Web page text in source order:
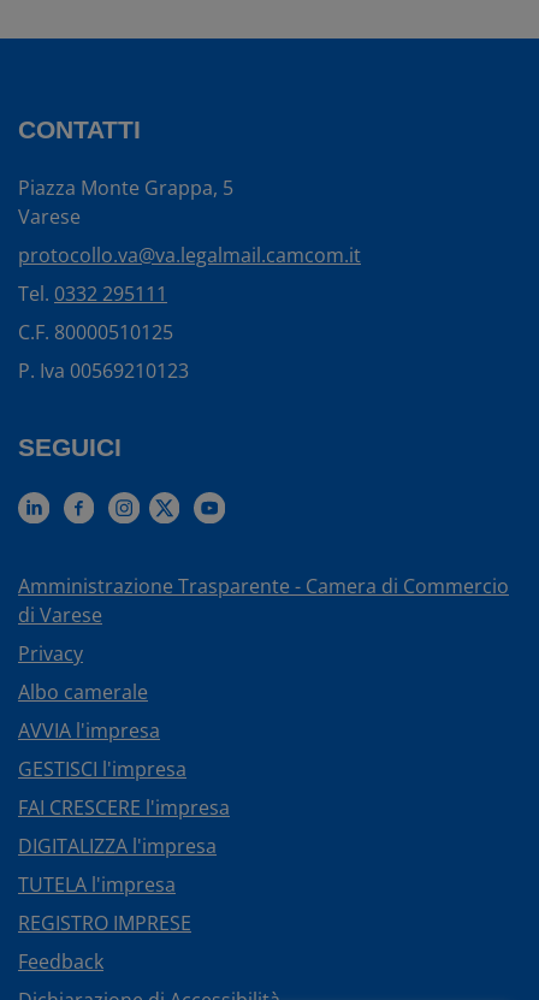
CONTATTI
Piazza Monte Grappa, 5
Varese
protocollo.va@va.legalmail.camcom.it
Tel. 0332 295111
C.F. 80000510125
P. Iva 00569210123
SEGUICI
Amministrazione Trasparente - Camera di Commercio
di Varese
Privacy
Albo camerale
AVVIA l'impresa
GESTISCI l'impresa
FAI CRESCERE l'impresa
DIGITALIZZA l'impresa
TUTELA l'impresa
REGISTRO IMPRESE
Feedback